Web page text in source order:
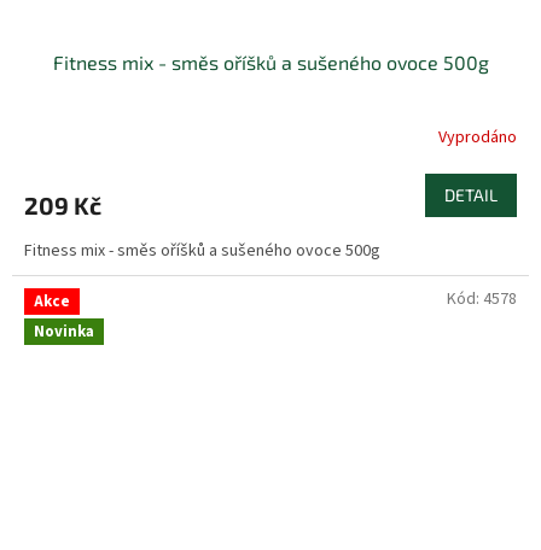
Fitness mix - směs oříšků a sušeného ovoce 500g
Vyprodáno
209 Kč DETAIL
Fitness mix - směs oříšků a sušeného ovoce 500g
Akce
Novinka
Kód: 4578